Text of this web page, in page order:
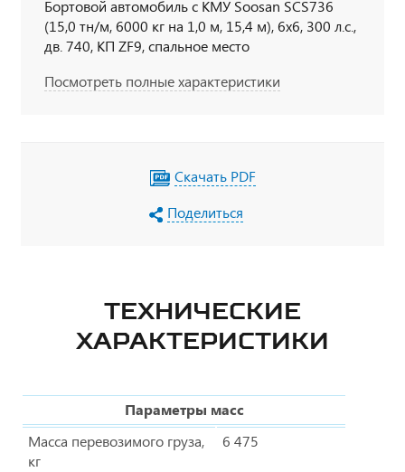
Бортовой автомобиль с КМУ Soosan SCS736
(15,0 тн/м, 6000 кг на 1,0 м, 15,4 м), 6х6, 300 л.с.,
дв. 740, КП ZF9, спальное место
Посмотреть полные характеристики
Скачать PDF
Поделиться
ТЕХНИЧЕСКИЕ
ХАРАКТЕРИСТИКИ
Параметры масс
Масса перевозимого груза,
кг
6 475